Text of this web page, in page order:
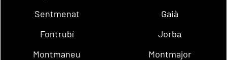
Sentmenat
Gaià
Fontrubí
Jorba
Montmaneu
Montmajor